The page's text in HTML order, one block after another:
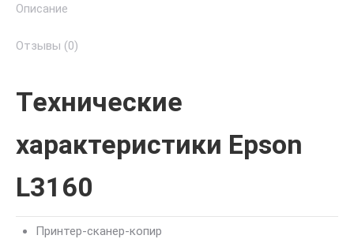
Описание
Отзывы (0)
Технические
характеристики Epson
L3160
Принтер-сканер-копир